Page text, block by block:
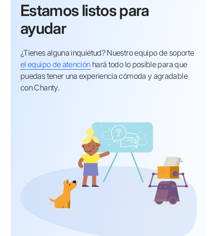
Estamos listos para
ayudar
¿Tienes alguna inquietud? Nuestro equipo de soporte
el equipo de atención hará todo lo posible para que
puedas tener una experiencia cómoda y agradable
con Chanty.